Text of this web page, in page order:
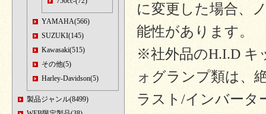
YAMAHA(566)
SUZUKI(145)
Kawasaki(515)
その他(5)
Harley-Davidson(5)
製品ジャンル(8499)
に変更した場合、
能性があります。
※社外品のH.I.D キ
ォグランプ類は、
ラスト/インバータ